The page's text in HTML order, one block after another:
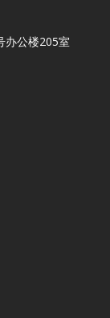
办公楼205室